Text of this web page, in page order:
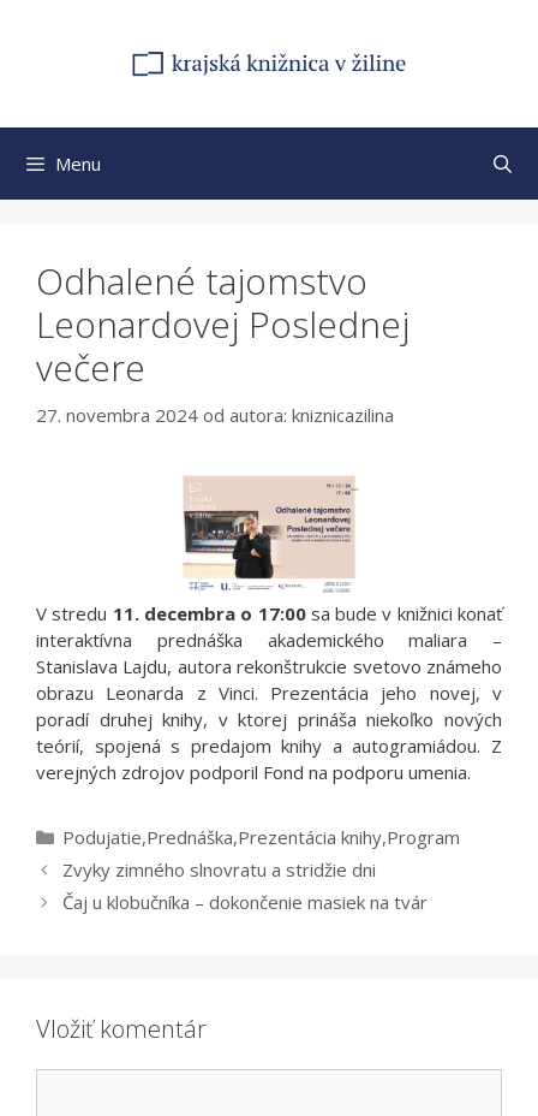
Menu
Odhalené tajomstvo
Leonardovej Poslednej
večere
27. novembra 2024 od autora: kniznicazilina
V stredu 11. decembra o 17:00sa bude v knižnici konať
interaktívna prednáška akademického maliara –
Stanislava Lajdu, autora rekonštrukcie svetovo známeho
obrazu Leonarda z Vinci. Prezentácia jeho novej, v
poradí druhej knihy, v ktorej prináša niekoľko nových
teórií, spojená s predajom knihy a autogramiádou. Z
verejných zdrojov podporil Fond na podporu umenia.
Kategórie
Podujatie,Prednáška,Prezentácia knihy,Program
Zvyky zimného slnovratu a stridžie dni
Čaj u klobučníka – dokončenie masiek na tvár
Vložiť komentár